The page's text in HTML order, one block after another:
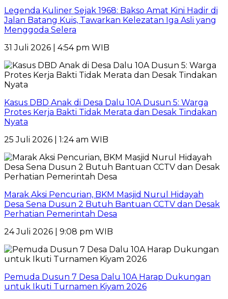
Legenda Kuliner Sejak 1968: Bakso Amat Kini Hadir di
Jalan Batang Kuis, Tawarkan Kelezatan Iga Asli yang
Menggoda Selera
31 Juli 2026 | 4:54 pm WIB
Kasus DBD Anak di Desa Dalu 10A Dusun 5: Warga
Protes Kerja Bakti Tidak Merata dan Desak Tindakan
Nyata
25 Juli 2026 | 1:24 am WIB
Marak Aksi Pencurian, BKM Masjid Nurul Hidayah
Desa Sena Dusun 2 Butuh Bantuan CCTV dan Desak
Perhatian Pemerintah Desa
24 Juli 2026 | 9:08 pm WIB
Pemuda Dusun 7 Desa Dalu 10A Harap Dukungan
untuk Ikuti Turnamen Kiyam 2026